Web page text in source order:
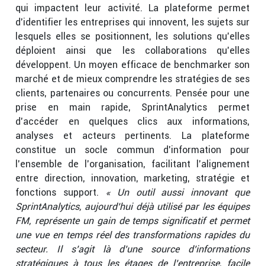
qui impactent leur activité. La plateforme permet
d’identifier les entreprises qui innovent, les sujets sur
lesquels elles se positionnent, les solutions qu’elles
déploient ainsi que les collaborations qu’elles
développent. Un moyen efficace de benchmarker son
marché et de mieux comprendre les stratégies de ses
clients, partenaires ou concurrents. Pensée pour une
prise en main rapide, SprintAnalytics permet
d’accéder en quelques clics aux informations,
analyses et acteurs pertinents. La plateforme
constitue un socle commun d’information pour
l’ensemble de l’organisation, facilitant l’alignement
entre direction, innovation, marketing, stratégie et
fonctions support. « Un outil aussi innovant que
SprintAnalytics, aujourd’hui déjà utilisé par les équipes
FM, représente un gain de temps significatif et permet
une vue en temps réel des transformations rapides du
secteur. Il s’agit là d’une source d’informations
stratégiques à tous les étages de l’entreprise, facile